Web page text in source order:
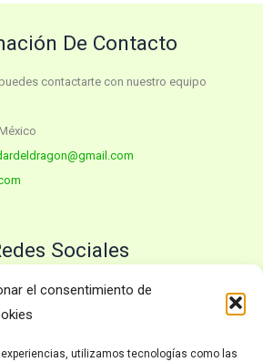
el consentimiento de
utilizamos tecnologías como las
De Contacto
contactarte con nuestro equipo
Sociales
Twitter
YouTube